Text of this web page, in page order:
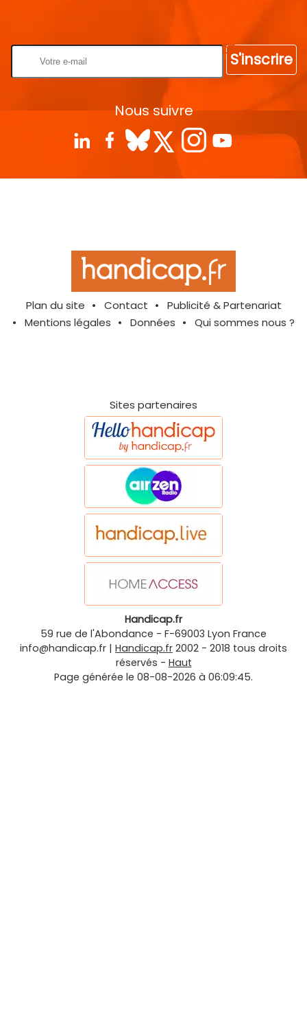
S'inscrire
Nous suivre
Plan du site Contact
Publicité & Partenariat
Mentions légales
Données Qui sommes nous ?
Sites partenaires
Handicap.fr
59 rue de l'Abondance - F-69003 Lyon France
info@handicap.fr | Handicap.fr 2002 - 2018 tous droits
réservés - Haut
Page générée le 08-08-2026 à 06:09:45.